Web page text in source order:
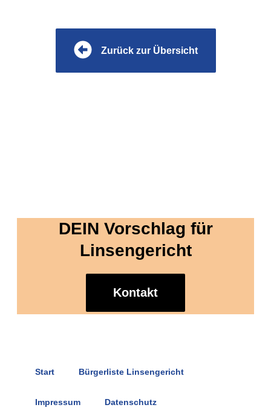
Zurück zur Übersicht
DEIN Vorschlag für
Linsengericht
Kontakt
Start Bürgerliste Linsengericht
Impressum Datenschutz